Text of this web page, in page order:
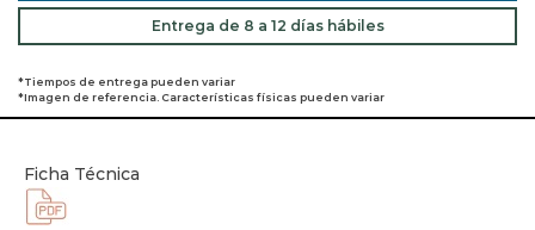
Entrega de 8 a 12 días hábiles
*Tiempos de entrega pueden variar
*Imagen de referencia. Características físicas pueden variar
Ficha Técnica